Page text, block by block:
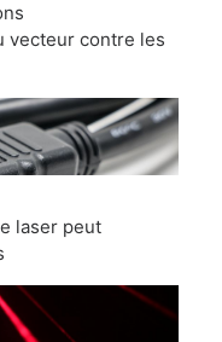
vecteur contre les
laser peut